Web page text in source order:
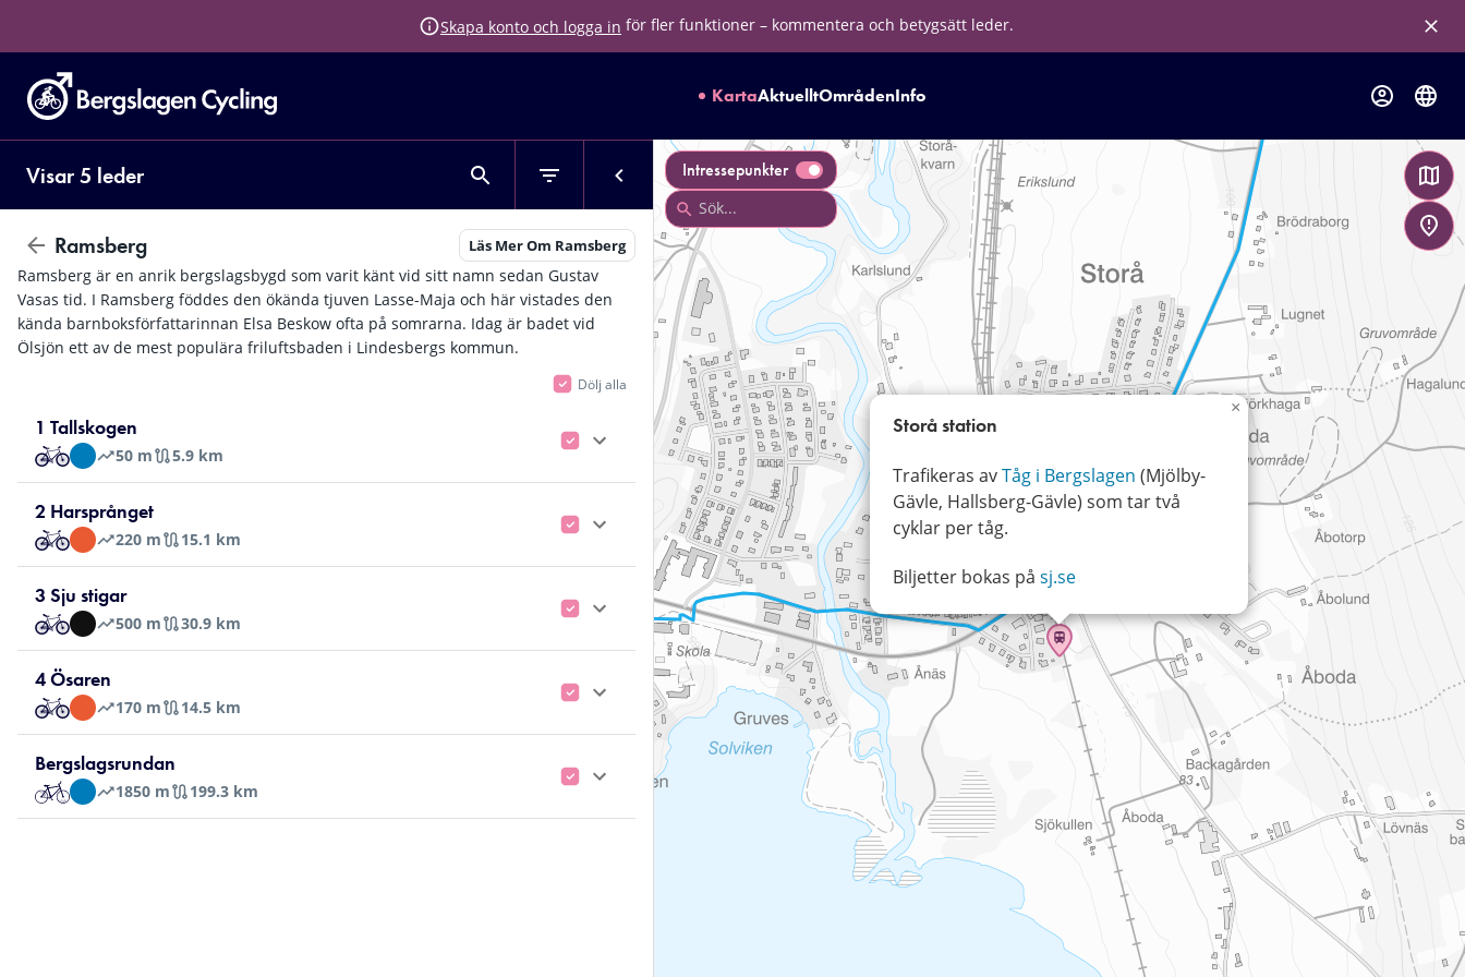
Skapa konto och logga in för fler funktioner – kommentera och betygsätt leder.
KartaAktuelltOmrådenInfo
Visar 5 leder
Ramsberg Läs Mer Om Ramsberg
Ramsberg är en anrik bergslagsbygd som varit känt vid sitt namn sedan Gustav
Vasas tid. I Ramsberg föddes den ökända tjuven Lasse-Maja och här vistades den
kända barnboksförfattarinnan Elsa Beskow ofta på somrarna. Idag är badet vid
Ölsjön ett av de mest populära friluftsbaden i Lindesbergs kommun.
Dölj alla
1 Tallskogen
50 m 5.9 km
2 Harsprånget
220 m 15.1 km
3 Sju stigar
500 m 30.9 km
4 Ösaren
170 m 14.5 km
Bergslagsrundan
1850 m 199.3 km
Intressepunkter
Storå station
Trafikeras avTåg i Bergslagen (Mjölby-
Gävle, Hallsberg-Gävle) som tar två
cyklar per tåg.
Biljetter bokas på sj.se
×